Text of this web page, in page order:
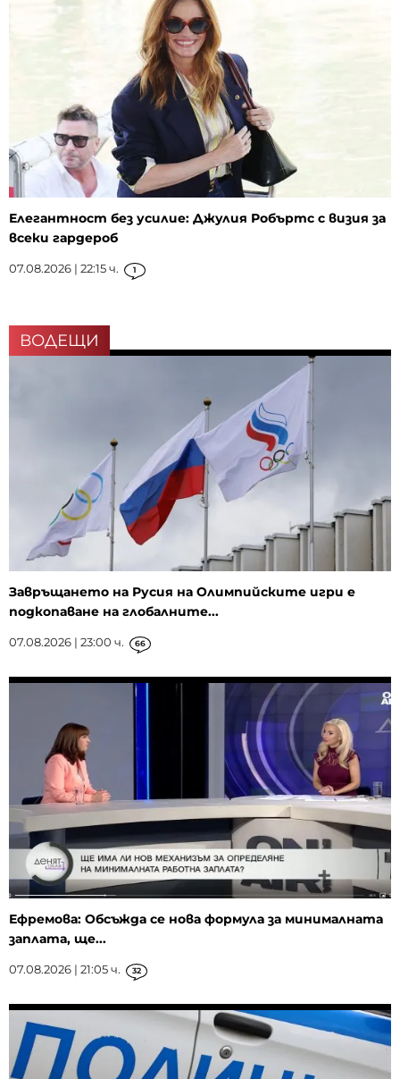
Елегантност без усилие: Джулия Робъртс с визия за
всеки гардероб
07.08.2026 | 22:15 ч. 1
ВОДЕЩИ
Завръщането на Русия на Олимпийските игри е
подкопаване на глобалните...
07.08.2026 | 23:00 ч. 66
Ефремова: Обсъжда се нова формула за минималната
заплата, ще...
07.08.2026 | 21:05 ч. 32